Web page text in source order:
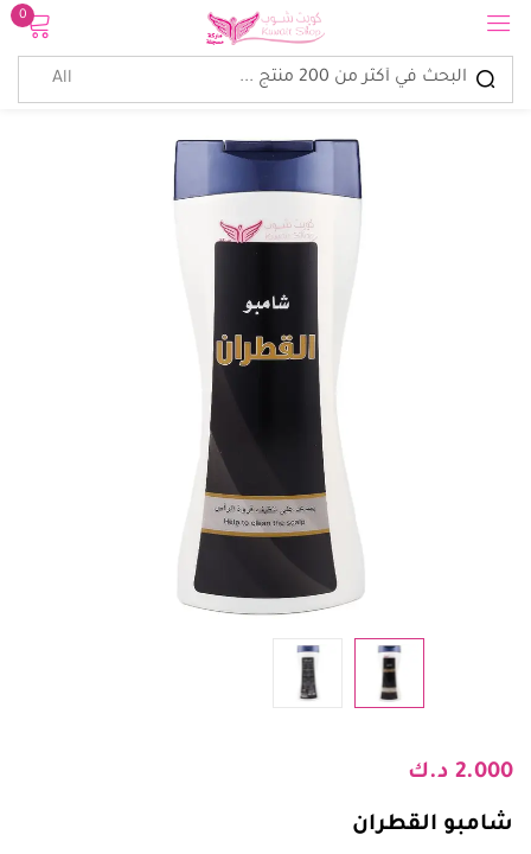
0
2.000 د.ك
شامبو القطران
تسجيل الدخول
الدخول